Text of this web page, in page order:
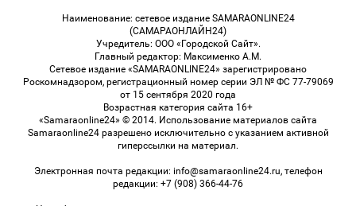
Наименование: сетевое издание SAMARAONLINE24
(САМАРАОНЛАЙН24)
Учредитель: ООО «Городской Сайт».
Главный редактор: Максименко А.М.
Сетевое издание «SAMARAONLINE24» зарегистрировано
Роскомнадзором, регистрационный номер серии ЭЛ № ФС 77-79069
от 15 сентября 2020 года
Возрастная категория сайта 16+
«Samaraonline24» © 2014. Использование материалов сайта
Samaraonline24 разрешено исключительно с указанием активной
гиперссылки на материал.
Электронная почта редакции: info@samaraonline24.ru, телефон
редакции: +7 (908) 366-44-76